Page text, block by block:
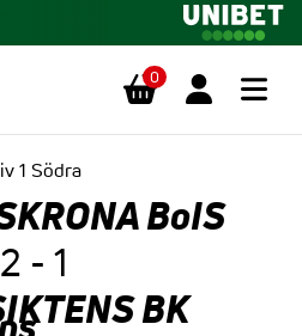
0
1 Södra
BoIS
2 - 1
BK